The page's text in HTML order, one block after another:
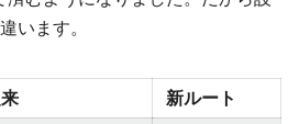
います。
新ルート